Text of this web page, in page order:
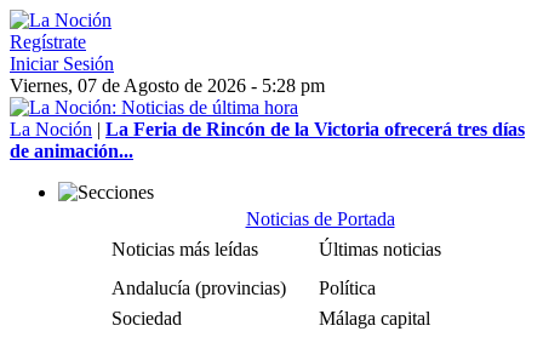
Regístrate
Iniciar Sesión
Viernes, 07 de Agosto de 2026 - 5:28 pm
La Noción | La Feria de Rincón de la Victoria ofrecerá tres días
de animación...
Noticias de Portada
Noticias más leídas
Últimas noticias
Andalucía (provincias)
Política
Sociedad
Málaga capital